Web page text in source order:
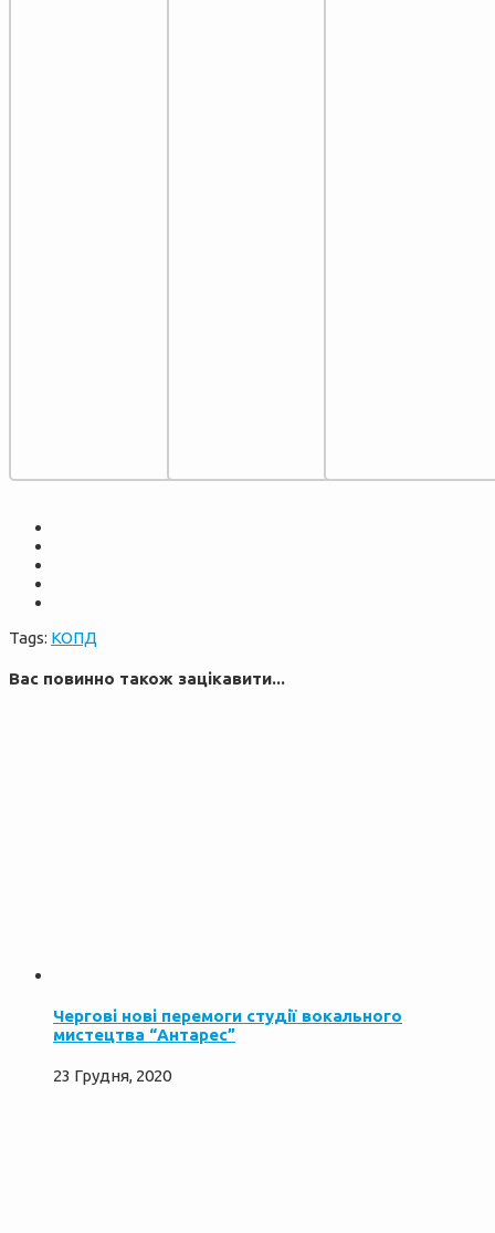
Tags: КОПД
Вас повинно також зацікавити...
Чергові нові перемоги студії вокального
мистецтва “Антарес”
23 Грудня, 2020